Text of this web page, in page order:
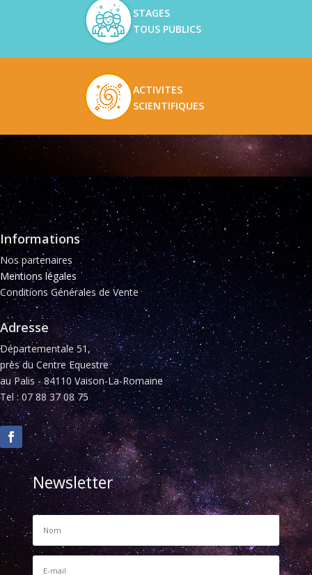
STAGES
TOUS PUBLICS
ACTIVITES
SCIENTIFIQUES
Informations
Nos partenaires
Mentions légales
Conditions Générales de Vente
Adresse
Départementale 51,
près du Centre Equestre
au Palis - 84110 Vaison-La-Romaine
Tel : 07 88 37 08 75
Newsletter